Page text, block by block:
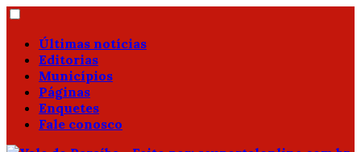
Últimas notícias
Editorias
Municípios
Páginas
Enquetes
Fale conosco